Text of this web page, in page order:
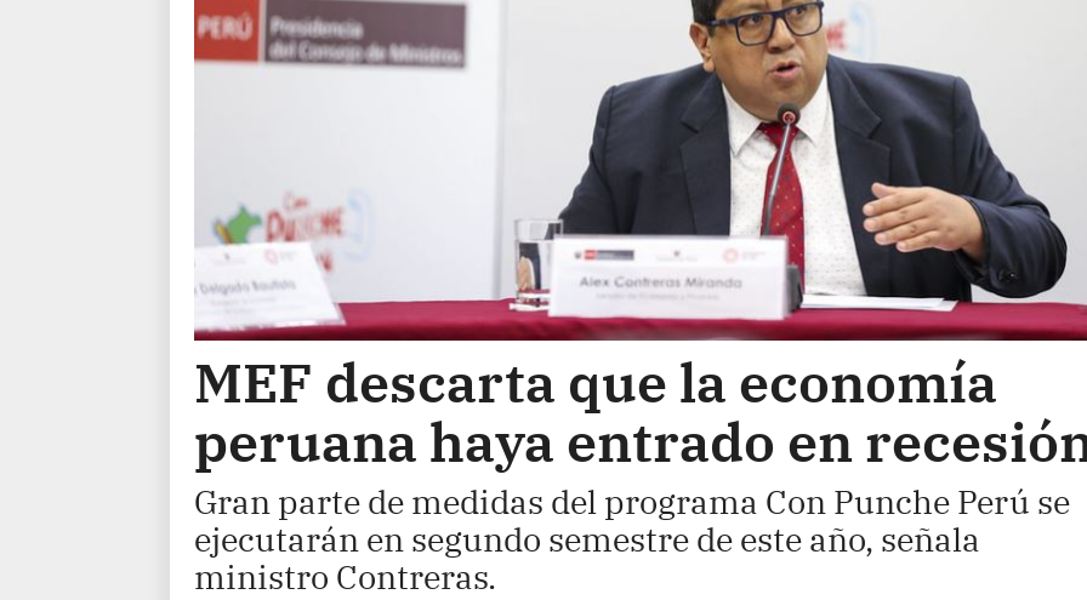
MEF descarta que la economía
peruana haya entrado en
Gran parte de medidas del programa Con Punche Perú se
ejecutarán en segundo semestre de este año, señala
ministro Contreras.